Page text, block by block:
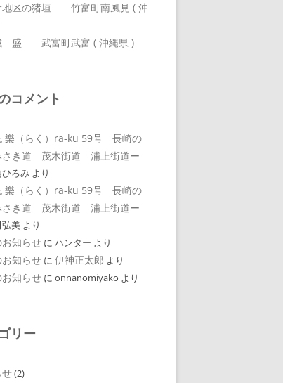
地区の猪垣 竹富町南風見 ( 沖
盛 武富町武富 ( 沖縄県 )
コメント
樂（らく）ra-ku 59号 長崎の
さき道 茂木街道 浦上街道ー
ひろみ より
樂（らく）ra-ku 59号 長崎の
さき道 茂木街道 浦上街道ー
美 より
知らせ に ハンター より
知らせ に 伊神正太郎 より
知らせ に onnanomiyako より
リー
せ(2)